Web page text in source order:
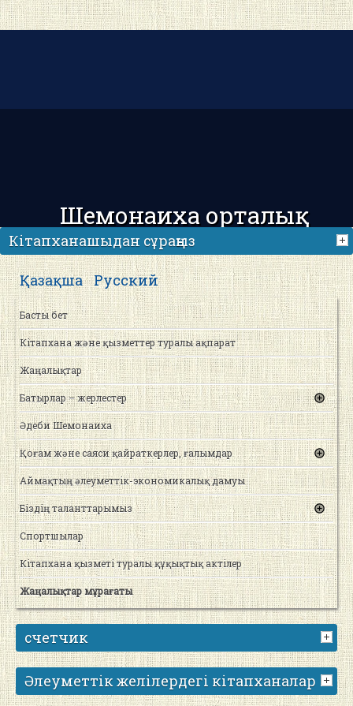
Шемонаиха орталық
аудандық кітапханасы
Кітапханашыдан сұраңыз
Қазақша Русский
Басты бет
Кітапхана және қызметтер туралы ақпарат
Жаңалықтар
Батырлар – жерлестер
Әдеби Шемонаиха
Қоғам және саяси қайраткерлер, ғалымдар
Аймақтың әлеуметтік-экономикалық дамуы
Біздің таланттарымыз
Спортшылар
Кітапхана қызметі туралы құқықтық актілер
Жаңалықтар мұрағаты
счетчик
Әлеуметтік желілердегі кітапханалар